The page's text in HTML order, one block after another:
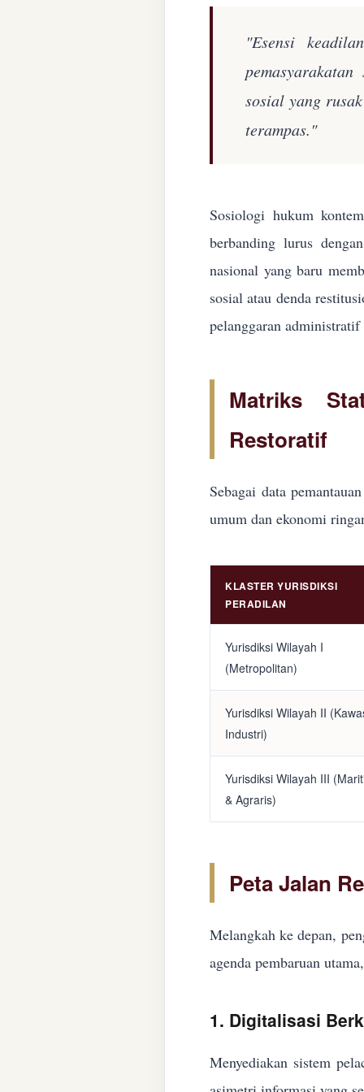
"Esensi
sosial yang
terampas."
Sosiologi hukum
berbanding lurus
nasional yang baru
sosial atau denda
pelanggaran
Matriks
Restoratif
Sebagai data
umum dan ekonomi
KLASTER YURISDIKSI
PERADILAN
Yurisdiksi Wilayah I
(Metropolitan)
Yurisdiksi Wilayah II
Industri)
Yurisdiksi Wilayah III
& Agraris)
Peta Jalan
Melangkah ke depan,
agenda pembaruan
1. Digitalisasi
Menyediakan sistem